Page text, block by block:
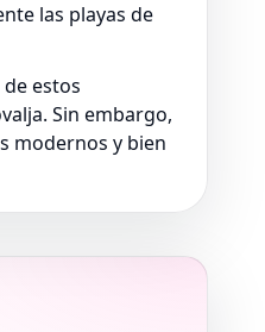
las playas de
estos
Sin embargo,
modernos y bien